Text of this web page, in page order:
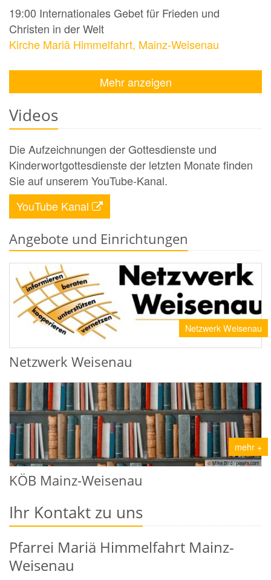
19:00 Internationales Gebet für Frieden und
Christen in der Welt
Kirche Mariä Himmelfahrt, Mainz-Weisenau
Mehr anzeigen
Videos
Die Aufzeichnungen der Gottesdienste und
Kinderwortgottesdienste der letzten Monate finden
Sie auf unserem YouTube-Kanal.
YouTube Kanal
Angebote und Einrichtungen
Netzwerk Weisenau
Netzwerk Weisenau
mehr +
© Mike Bird / pexels.com
KÖB Mainz-Weisenau
Ihr Kontakt zu uns
Pfarrei Mariä Himmelfahrt Mainz-
Weisenau